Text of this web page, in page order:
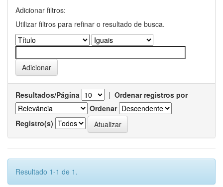
Adicionar filtros:
Utilizar filtros para refinar o resultado de busca.
Resultados/Página | Ordenar registros por
Ordenar
Registro(s)
Resultado 1-1 de 1.